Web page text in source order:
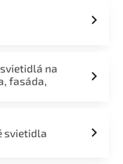
na
fasáda,
svietidla